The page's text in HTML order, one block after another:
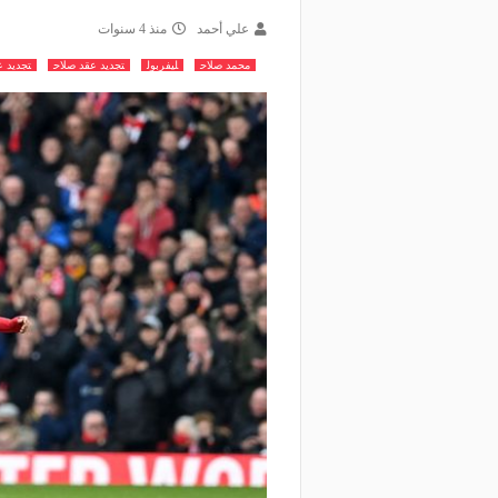
علي أحمد منذ 4 سنوات
محمد صلاح ليفربول تجديد عقد صلاح تجديد